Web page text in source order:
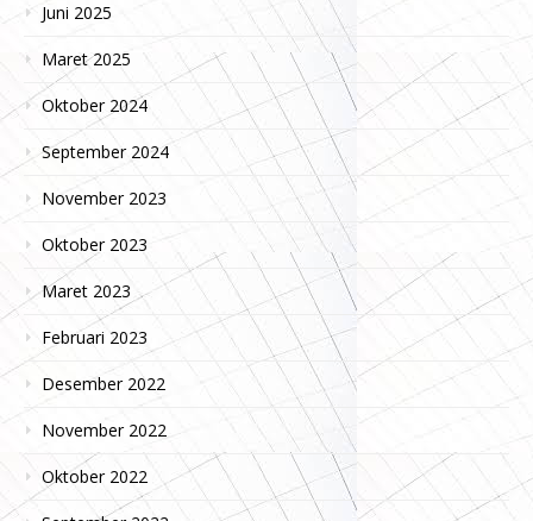
Juni 2025
Maret 2025
Oktober 2024
September 2024
November 2023
Oktober 2023
Maret 2023
Februari 2023
Desember 2022
November 2022
Oktober 2022